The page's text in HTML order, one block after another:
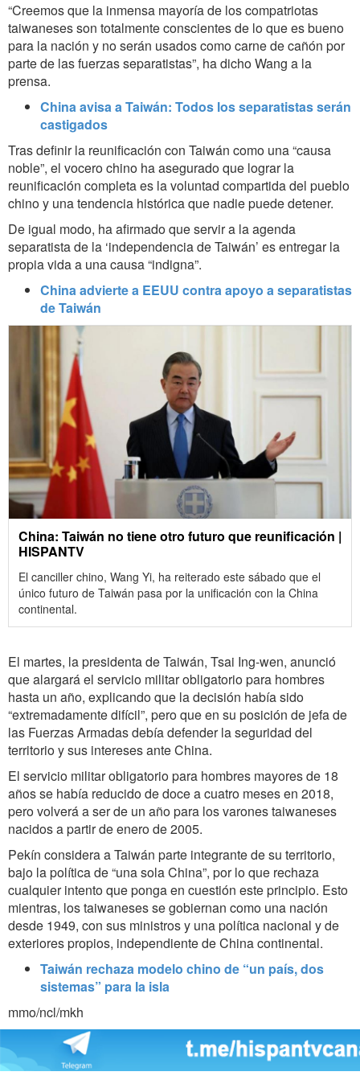
“Creemos que la inmensa mayoría de los compatriotas
taiwaneses son totalmente conscientes de lo que es bueno
para la nación y no serán usados como carne de cañón por
parte de las fuerzas separatistas”, ha dicho Wang a la
prensa.
China avisa a Taiwán: Todos los separatistas serán
castigados
Tras definir la reunificación con Taiwán como una “causa
noble”, el vocero chino ha asegurado que lograr la
reunificación completa es la voluntad compartida del pueblo
chino y una tendencia histórica que nadie puede detener.
De igual modo, ha afirmado que servir a la agenda
separatista de la ‘independencia de Taiwán’ es entregar la
propia vida a una causa “indigna”.
China advierte a EEUU contra apoyo a separatistas
de Taiwán
China: Taiwán no tiene otro futuro que reunificación |
HISPANTV
El canciller chino, Wang Yi, ha reiterado este sábado que el
único futuro de Taiwán pasa por la unificación con la China
continental.
El martes, la presidenta de Taiwán, Tsai Ing-wen, anunció
que alargará el servicio militar obligatorio para hombres
hasta un año, explicando que la decisión había sido
“extremadamente difícil”, pero que en su posición de jefa de
las Fuerzas Armadas debía defender la seguridad del
territorio y sus intereses ante China.
El servicio militar obligatorio para hombres mayores de 18
años se había reducido de doce a cuatro meses en 2018,
pero volverá a ser de un año para los varones taiwaneses
nacidos a partir de enero de 2005.
Pekín considera a Taiwán parte integrante de su territorio,
bajo la política de “una sola China”, por lo que rechaza
cualquier intento que ponga en cuestión este principio. Esto
mientras, los taiwaneses se gobiernan como una nación
desde 1949, con sus ministros y una política nacional y de
exteriores propios, independiente de China continental.
Taiwán rechaza modelo chino de “un país, dos
sistemas” para la isla
mmo/ncl/mkh